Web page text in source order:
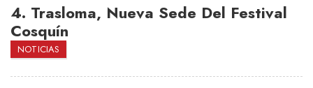
4. Trasloma, Nueva Sede Del Festival
Cosquín
NOTICIAS